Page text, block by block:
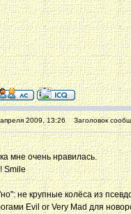
2009, 13:26 Заголовок
мне очень нравилась.
Smile
не крупные колёса из
Evil or Very Mad для